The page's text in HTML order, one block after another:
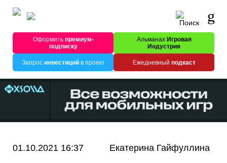
Оформитьпремиум-
подписку
Альманах Игровая
Индустрия
Запрос инвестицийв проект Ежедневный подкаст
01.10.2021 16:37 Екатерина Гайфуллина